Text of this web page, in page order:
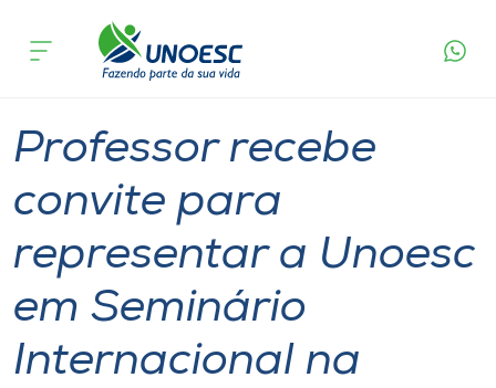
Cursos
Atendimento ao Estudante
Portal de Ensino
acontece
Professor recebe
convite para
representar a Unoesc
em Seminário
Internacional na